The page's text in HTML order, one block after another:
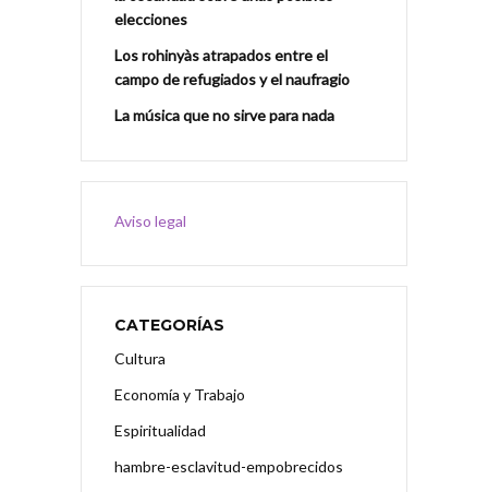
elecciones
Los rohinyàs atrapados entre el
campo de refugiados y el naufragio
La música que no sirve para nada
Aviso legal
CATEGORÍAS
Cultura
Economía y Trabajo
Espiritualidad
hambre-esclavitud-empobrecidos